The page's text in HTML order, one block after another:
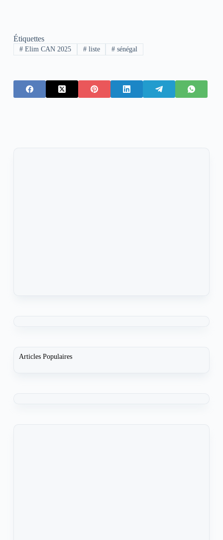
Étiquettes
#Elim CAN 2025 #liste # sénégal
Articles Populaires